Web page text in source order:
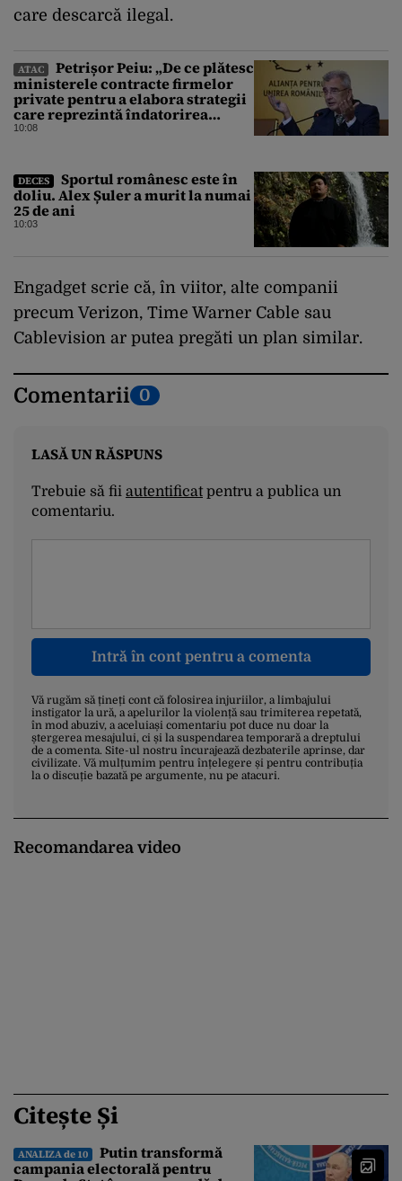
care descarcă ilegal.
ATAC
Petrișor Peiu: „De ce plătesc
ministerele contracte firmelor
private pentru a elabora strategii
care reprezintă îndatorirea
angajaților din minister?”
10:08
DECES
Sportul românesc este în
doliu. Alex Șuler a murit la numai
25 de ani
10:03
Engadget scrie că, în viitor, alte companii
precum Verizon, Time Warner Cable sau
Cablevision ar putea pregăti un plan similar.
Comentarii 0
LASĂ UN RĂSPUNS
Trebuie să fii autentificatpentru a publica un
comentariu.
Intră în cont pentru a comenta
Vă rugăm să țineți cont că folosirea injuriilor, a limbajului
instigator la ură, a apelurilor la violență sau trimiterea repetată,
în mod abuziv, a aceluiași comentariu pot duce nu doar la
ștergerea mesajului, ci și la suspendarea temporară a dreptului
de a comenta. Site-ul nostru încurajează dezbaterile aprinse, dar
civilizate. Vă mulțumim pentru înțelegere și pentru contribuția
la o discuție bazată pe argumente, nu pe atacuri.
Recomandarea video
Citește Și
ANALIZA de 10
Putin transformă
campania electorală pentru